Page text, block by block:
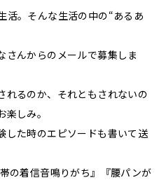
。そんな生活の中の“あるあ
さんからのメールで募集しま
れるのか、それともされないの
しみ。
した時のエピソードも書いて送
の着信音鳴りがち』『腰パンが